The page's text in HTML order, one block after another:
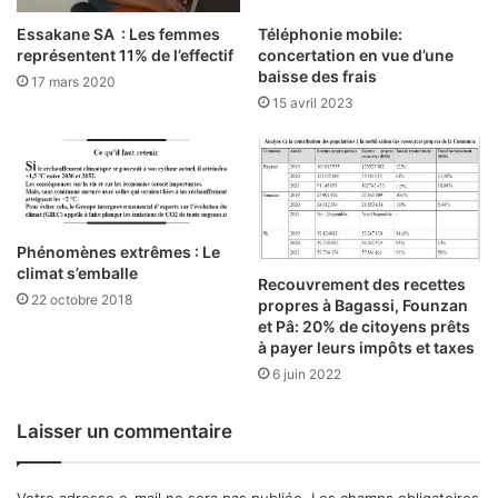
Essakane SA : Les femmes
représentent 11% de l’effectif
17 mars 2020
Téléphonie mobile:
concertation en vue d’une
baisse des frais
15 avril 2023
Phénomènes extrêmes : Le
climat s’emballe
22 octobre 2018
Recouvrement des recettes
propres à Bagassi, Founzan
et Pâ: 20% de citoyens prêts
à payer leurs impôts et taxes
6 juin 2022
Laisser un commentaire